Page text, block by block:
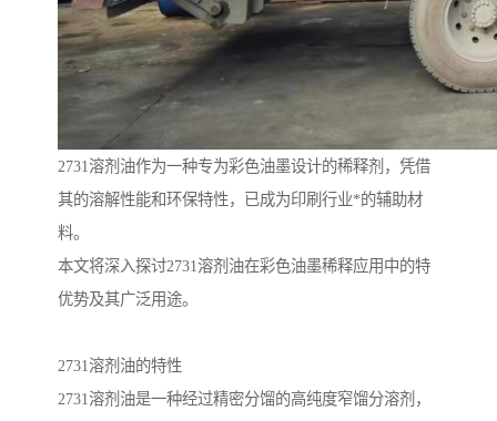
2731溶剂油作为一种专为彩色油墨设计的稀释剂，凭借
其的溶解性能和环保特性，已成为印刷行业*的辅助材
料。
本文将深入探讨2731溶剂油在彩色油墨稀释应用中的特
优势及其广泛用途。
2731溶剂油的特性
2731溶剂油是一种经过精密分馏的高纯度窄馏分溶剂，